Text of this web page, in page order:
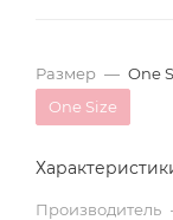
Размер — One
One Size
Производитель